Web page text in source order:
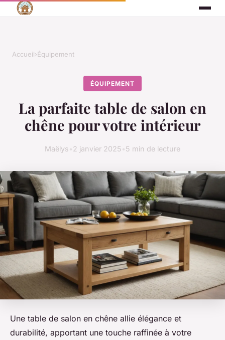
Accueil›Équipement
ÉQUIPEMENT
La parfaite table de salon en
chêne pour votre intérieur
Maëlys 2 janvier 2025 5 min de lecture
Une table de salon en chêne allie élégance et
durabilité, apportant une touche raffinée à votre